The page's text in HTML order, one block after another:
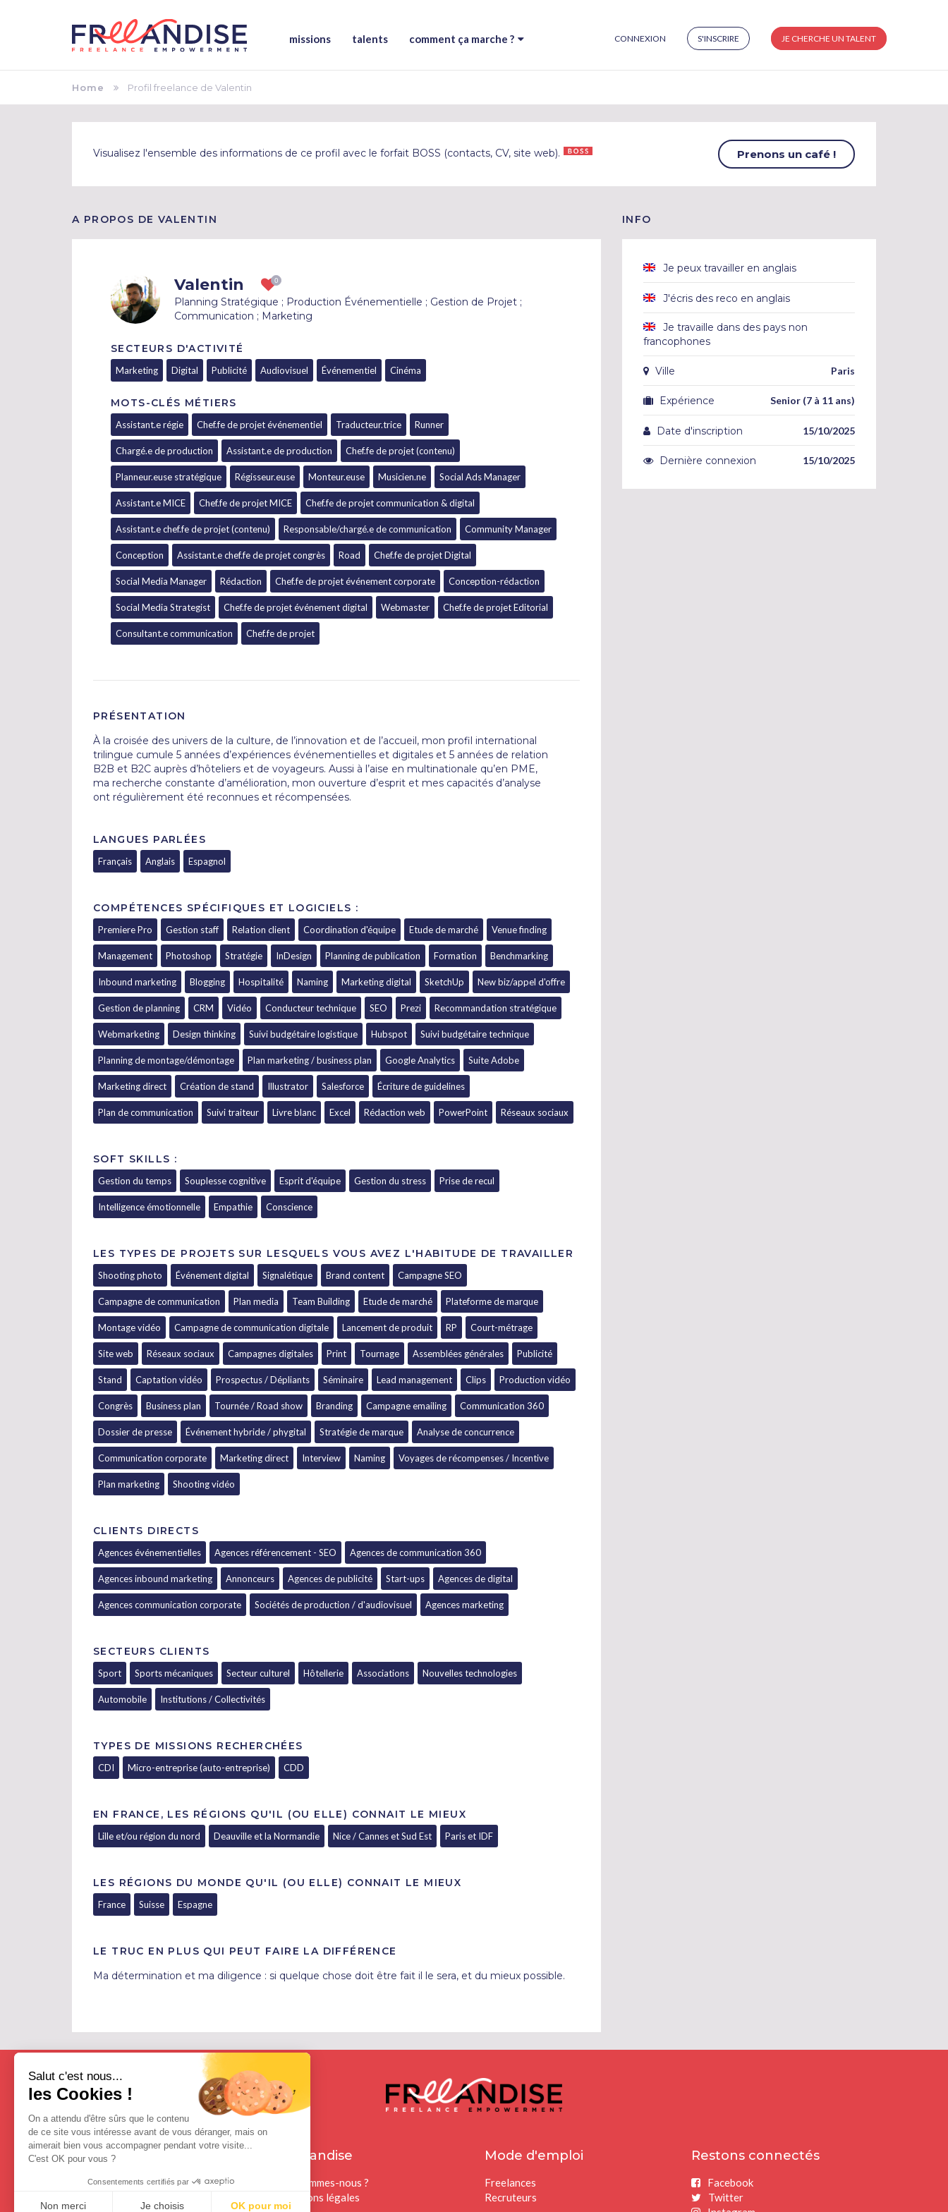
Salut c'est nous...
les Cookies !
On a attendu d'être sûrs que le contenu
de ce site vous intéresse avant de vous déranger, mais on
aimerait bien vous accompagner pendant votre visite...
C'est OK pour vous ?
Consentements certifiés par
Non merci Je choisis OK pour moi
missions talents comment ça marche ? CONNEXION S'INSCRIRE JE CHERCHE UN TALENT
Home Profil freelance de Valentin
Visualisez l'ensemble des informations de ce profil avec le forfait BOSS (contacts, CV, site web). Prenons un café !
A PROPOS DE VALENTIN
Valentin
Planning Stratégique ; Production Événementielle ; Gestion de Projet ;
Communication ; Marketing
SECTEURS D'ACTIVITÉ
Marketing Digital Publicité Audiovisuel Événementiel Cinéma
MOTS-CLÉS MÉTIERS
Assistant.e régie Chef.fe de projet événementiel Traducteur.trice Runner
Chargé.e de production Assistant.e de production Chef.fe de projet (contenu)
Planneur.euse stratégique Régisseur.euse Monteur.euse Musicien.ne Social Ads Manager
Assistant.e MICE Chef.fe de projet MICE Chef.fe de projet communication & digital
Assistant.e chef.fe de projet (contenu) Responsable/chargé.e de communication Community Manager
Conception Assistant.e chef.fe de projet congrès Road Chef.fe de projet Digital
Social Media Manager Rédaction Chef.fe de projet événement corporate Conception-rédaction
Social Media Strategist Chef.fe de projet événement digital Webmaster Chef.fe de projet Editorial
Consultant.e communication Chef.fe de projet
PRÉSENTATION
À la croisée des univers de la culture, de l’innovation et de l’accueil, mon profil international
trilingue cumule 5 années d’expériences événementielles et digitales et 5 années de relation
B2B et B2C auprès d’hôteliers et de voyageurs. Aussi à l’aise en multinationale qu’en PME,
ma recherche constante d’amélioration, mon ouverture d’esprit et mes capacités d’analyse
ont régulièrement été reconnues et récompensées.
LANGUES PARLÉES
Français Anglais Espagnol
COMPÉTENCES SPÉCIFIQUES ET LOGICIELS :
Premiere Pro Gestion staff Relation client Coordination d'équipe Etude de marché Venue finding
Management Photoshop Stratégie InDesign Planning de publication Formation Benchmarking
Inbound marketing Blogging Hospitalité Naming Marketing digital SketchUp New biz/appel d'offre
Gestion de planning CRM Vidéo Conducteur technique SEO Prezi Recommandation stratégique
Webmarketing Design thinking Suivi budgétaire logistique Hubspot Suivi budgétaire technique
Planning de montage/démontage Plan marketing / business plan Google Analytics Suite Adobe
Marketing direct Création de stand Illustrator Salesforce Écriture de guidelines
Plan de communication Suivi traiteur Livre blanc Excel Rédaction web PowerPoint Réseaux sociaux
SOFT SKILLS :
Gestion du temps Souplesse cognitive Esprit d'équipe Gestion du stress Prise de recul
Intelligence émotionnelle Empathie Conscience
LES TYPES DE PROJETS SUR LESQUELS VOUS AVEZ L'HABITUDE DE TRAVAILLER
Shooting photo Événement digital Signalétique Brand content Campagne SEO
Campagne de communication Plan media Team Building Etude de marché Plateforme de marque
Montage vidéo Campagne de communication digitale Lancement de produit RP Court-métrage
Site web Réseaux sociaux Campagnes digitales Print Tournage Assemblées générales Publicité
Stand Captation vidéo Prospectus / Dépliants Séminaire Lead management Clips Production vidéo
Congrès Business plan Tournée / Road show Branding Campagne emailing Communication 360
Dossier de presse Événement hybride / phygital Stratégie de marque Analyse de concurrence
Communication corporate Marketing direct Interview Naming Voyages de récompenses / Incentive
Plan marketing Shooting vidéo
CLIENTS DIRECTS
Agences événementielles Agences référencement - SEO Agences de communication 360
Agences inbound marketing Annonceurs Agences de publicité Start-ups Agences de digital
Agences communication corporate Sociétés de production / d'audiovisuel Agences marketing
SECTEURS CLIENTS
Sport Sports mécaniques Secteur culturel Hôtellerie Associations Nouvelles technologies
Automobile Institutions / Collectivités
TYPES DE MISSIONS RECHERCHÉES
CDI Micro-entreprise (auto-entreprise) CDD
EN FRANCE, LES RÉGIONS QU'IL (OU ELLE) CONNAIT LE MIEUX
Lille et/ou région du nord Deauville et la Normandie Nice / Cannes et Sud Est Paris et IDF
LES RÉGIONS DU MONDE QU'IL (OU ELLE) CONNAIT LE MIEUX
France Suisse Espagne
LE TRUC EN PLUS QUI PEUT FAIRE LA DIFFÉRENCE
Ma détermination et ma diligence : si quelque chose doit être fait il le sera, et du mieux possible.
INFO
Je peux travailler en anglais
J'écris des reco en anglais
Je travaille dans des pays non
francophones
Ville Paris
Expérience Senior (7 à 11 ans)
Date d'inscription 15/10/2025
Dernière connexion 15/10/2025
Contact
Contactez-nous
From Clichy Beach
Freeandise
Qui sommes-nous ?
Mentions légales
Mode d'emploi
Freelances
Recruteurs
Restons connectés
Facebook
Twitter